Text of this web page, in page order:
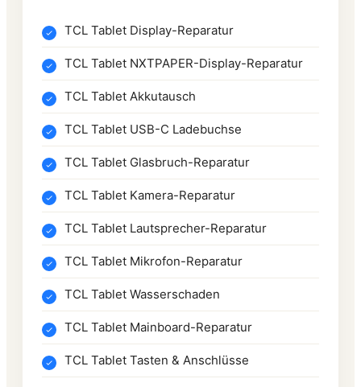
TCL Tablet Display-Reparatur
TCL Tablet NXTPAPER-Display-Reparatur
TCL Tablet Akkutausch
TCL Tablet USB-C Ladebuchse
TCL Tablet Glasbruch-Reparatur
TCL Tablet Kamera-Reparatur
TCL Tablet Lautsprecher-Reparatur
TCL Tablet Mikrofon-Reparatur
TCL Tablet Wasserschaden
TCL Tablet Mainboard-Reparatur
TCL Tablet Tasten & Anschlüsse